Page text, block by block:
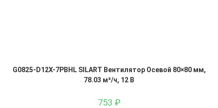
G0825-D12X-7PBHL SILART Вентилятор Осевой 80×80 мм,
78.03 м³/ч, 12 В
753 ₽